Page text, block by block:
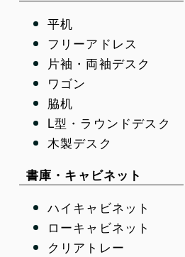
平机
フリーアドレス
片袖・両袖デスク
ワゴン
脇机
L型・ラウンドデスク
木製デスク
書庫・キャビネット
ハイキャビネット
ローキャビネット
クリアトレー